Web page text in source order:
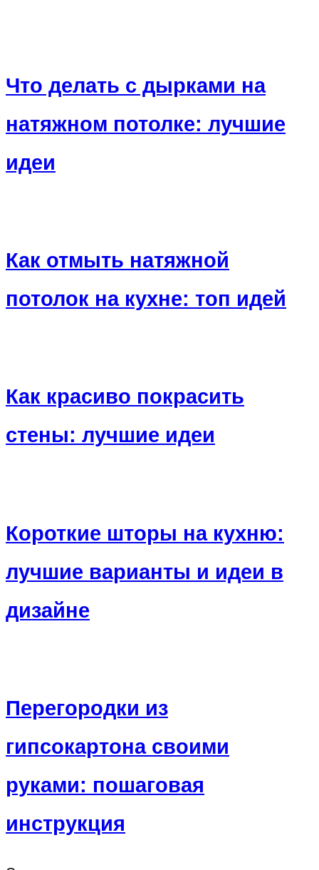
Что делать с дырками на
натяжном потолке: лучшие
идеи
Как отмыть натяжной
потолок на кухне: топ идей
Как красиво покрасить
стены: лучшие идеи
Короткие шторы на кухню:
лучшие варианты и идеи в
дизайне
Перегородки из
гипсокартона своими
руками: пошаговая
инструкция